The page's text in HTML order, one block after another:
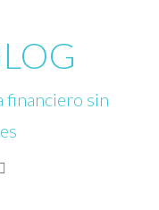
financiero sin